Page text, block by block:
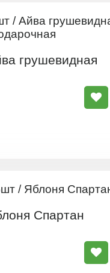
грушевидная
Спартан